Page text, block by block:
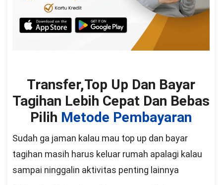
Transfer,Top Up Dan Bayar
Tagihan Lebih Cepat Dan Bebas
Pilih Metode Pembayaran
Sudah ga jaman kalau mau top up dan bayar
tagihan masih harus keluar rumah apalagi kalau
sampai ninggalin aktivitas penting lainnya